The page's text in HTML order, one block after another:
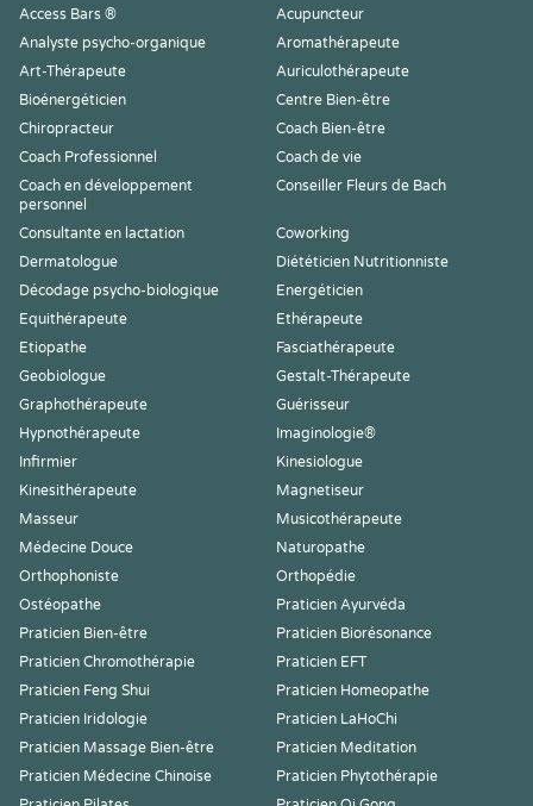
Access Bars ®
Acupuncteur
Analyste psycho-organique
Aromathérapeute
Art-Thérapeute
Auriculothérapeute
Bioénergéticien
Centre Bien-être
Chiropracteur
Coach Bien-être
Coach Professionnel
Coach de vie
Coach en développement
personnel
Conseiller Fleurs de Bach
Consultante en lactation
Coworking
Dermatologue
Diététicien Nutritionniste
Décodage psycho-biologique
Energéticien
Equithérapeute
Ethérapeute
Etiopathe
Fasciathérapeute
Geobiologue
Gestalt-Thérapeute
Graphothérapeute
Guérisseur
Hypnothérapeute
Imaginologie®
Infirmier
Kinesiologue
Kinesithérapeute
Magnetiseur
Masseur
Musicothérapeute
Médecine Douce
Naturopathe
Orthophoniste
Orthopédie
Ostéopathe
Praticien Ayurvéda
Praticien Bien-être
Praticien Biorésonance
Praticien Chromothérapie
Praticien EFT
Praticien Feng Shui
Praticien Homeopathe
Praticien Iridologie
Praticien LaHoChi
Praticien Massage Bien-être
Praticien Meditation
Praticien Médecine Chinoise
Praticien Phytothérapie